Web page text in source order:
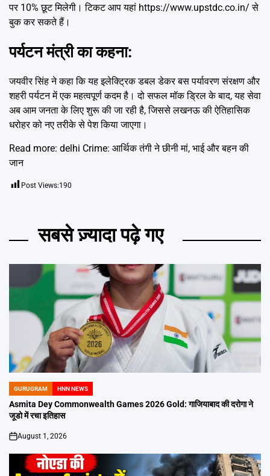
पर 10% छूट मिलेगी। टिकट आप यहां https://www.upstdc.co.in/ से
बुक कर सकते हैं।
पर्यटन मंत्री का कहना:
जयवीर सिंह ने कहा कि यह इलेक्ट्रिक डबल डेकर बस पर्यावरण संरक्षण और
शहरी पर्यटन में एक महत्वपूर्ण कदम है। दो सफल मॉक ड्रिल के बाद, यह सेवा
अब आम जनता के लिए शुरू की जा रही है, जिससे लखनऊ की ऐतिहासिक
धरोहर को नए तरीके से पेश किया जाएगा।
Read more: delhi Crime: आर्थिक तंगी ने छीनी मां, भाई और बहन की
जान
Post Views:190
सबसे ज़्यादा पढ़े गए
POSTED
IN
GURUGRAM HNN NEWS
Asmita Dey Commonwealth Games 2026 Gold: गाजियाबाद की दरोगा ने
जूडो में रचा इतिहास
on
August 1, 2026